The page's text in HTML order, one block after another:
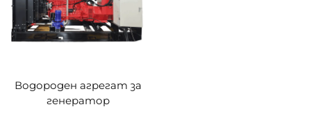
регулира подаването за стабилен изход.
2. Тип с вътрешно горене
се запалва от свещта.
Водороден агрегат за
генератор